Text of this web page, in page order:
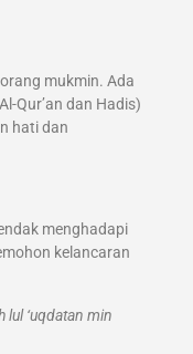
mukmin. Ada
Qur’an dan Hadis)
hati dan
menghadapi
kelancaran
lul ‘uqdatan min